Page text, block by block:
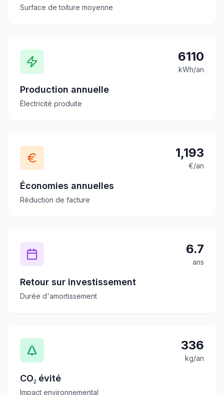
Surface de toiture moyenne
6110
kWh/an
Production annuelle
Électricité produite
1,193
€/an
Économies annuelles
Réduction de facture
6.7
ans
Retour sur investissement
Durée d'amortissement
336
kg/an
CO₂ évité
Impact environnemental